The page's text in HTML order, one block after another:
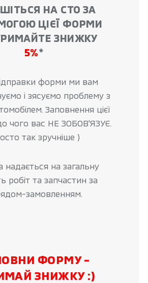
НА СТО ЗА
ЦІЄЇ ФОРМИ
ЗНИЖКУ
5%*
форми ми вам
і зясуємо проблему з
Заповнення цієї
чого вас НЕ ЗОБОВ'ЯЗУЄ.
так зручніше )
надається на загальну
робіт та запчастин за
замовленням.
ФОРМУ -
ЗНИЖКУ :)